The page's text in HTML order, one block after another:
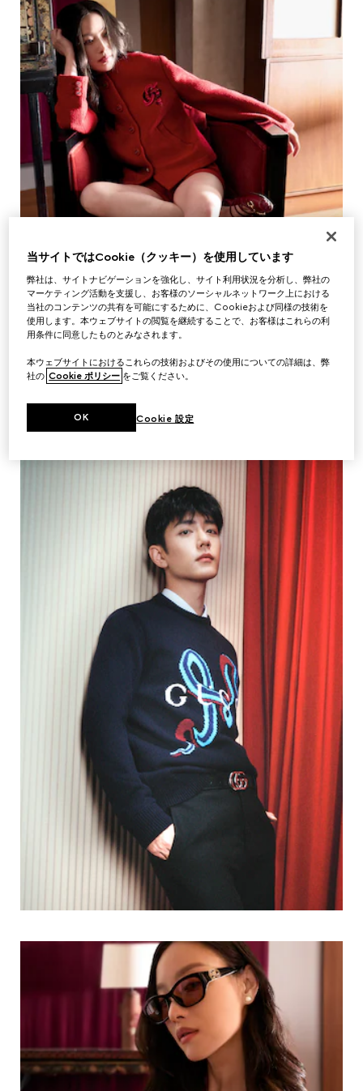
当サイトではCookie（クッキー）を使用しています
弊社は、サイトナビゲーションを強化し、サイト利用状況を分析し、弊社の
マーケティング活動を支援し、お客様のソーシャルネットワーク上における
当社のコンテンツの共有を可能にするために、Cookieおよび同様の技術を
使用します。本ウェブサイトの閲覧を継続することで、お客様はこれらの利
用条件に同意したものとみなされます。
本ウェブサイトにおけるこれらの技術およびその使用についての詳細は、弊
社の Cookie ポリシー をご覧ください。
Cookie 設定
OK